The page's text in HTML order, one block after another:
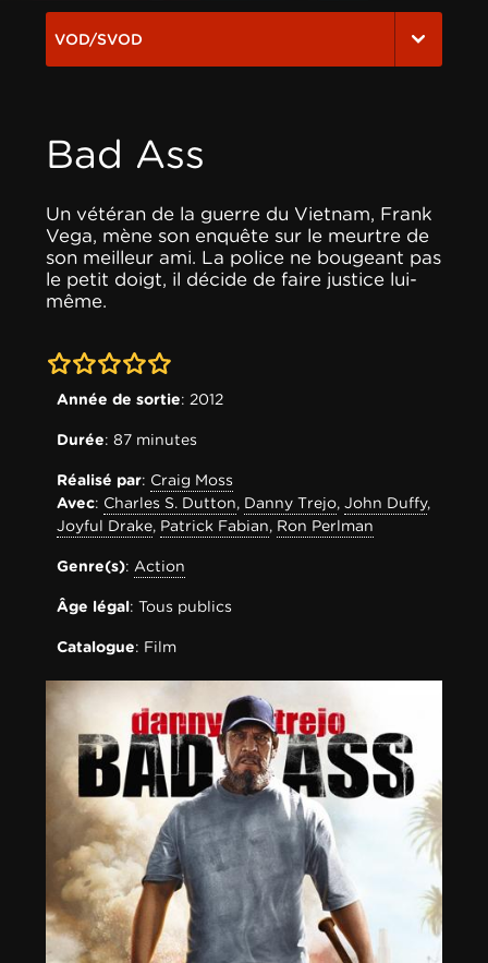
VOD/SVOD
Bad Ass
Un vétéran de la guerre du Vietnam, Frank
Vega, mène son enquête sur le meurtre de
son meilleur ami. La police ne bougeant pas
le petit doigt, il décide de faire justice lui-
même.
0-0Année de sortie: 2012
Durée: 87 minutes
Réalisé par: Craig Moss
Avec: Charles S. Dutton, Danny Trejo, John Duffy,
Joyful Drake, Patrick Fabian, Ron Perlman
Genre(s): Action
Âge légal: Tous publics
Catalogue: Film